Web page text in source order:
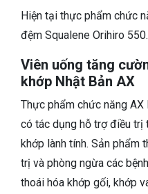
Hiện tại thực phẩm chức
đệm Squalene Orihiro
Viên uống tăng
khớp Nhật Bản AX
Thực phẩm chức năng
có tác dụng hỗ trợ điều
khớp lành tính. Sản phẩm
trị và phòng ngừa các
thoái hóa khớp gối, khớp